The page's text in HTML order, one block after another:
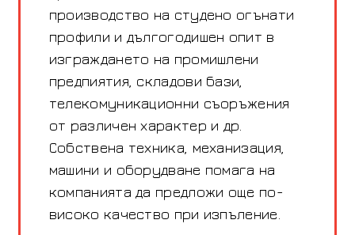
производство на студено огънати
профили и дългогодишен опит в
изграждането на промишлени
предпиятия, складови бази,
телекомуникационни съоръжения
от различен характер и др.
Собствена техника, механизация,
машини и оборудване помага на
компанията да предложи още по-
високо качество при изпъление.